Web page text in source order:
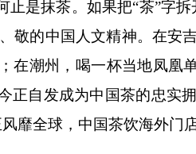
是抹茶。如果把“茶”字拆
敬的中国人文精神。在安
在潮州，喝一杯当地凤凰
正自发成为中国茶的忠实
靡全球，中国茶饮海外门